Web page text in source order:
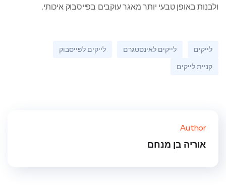
ולבנות באופן טבעי יותר מאגר עוקבים בפייסבוק איכותי.
לייקים לייקים לאינסטגרם
לייקים לפייסבוק
קניית לייקים
Author
אוריה בן מנחם